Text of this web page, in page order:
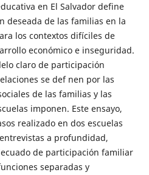
en El Salvador define
deseada de las familias en la
los contextos difíciles de
económico e inseguridad.
claro de participación
se def nen por las
de las familias y las
imponen. Este ensayo,
realizado en dos escuelas
a profundidad,
de participación familiar
separadas y